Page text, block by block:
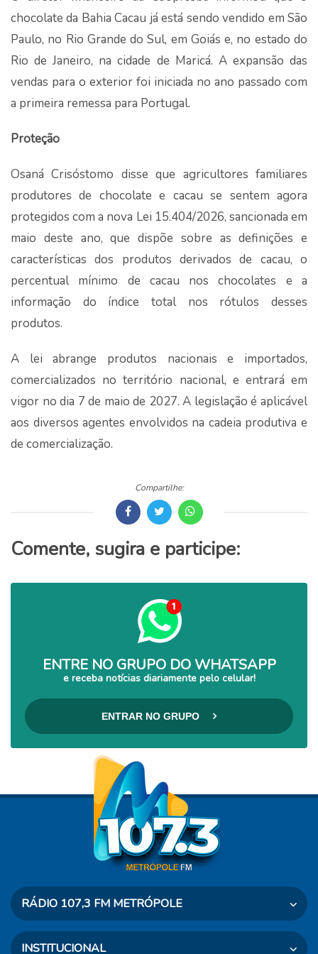
chocolate da Bahia Cacau já está sendo vendido em São
Paulo, no Rio Grande do Sul, em Goiás e, no estado do
Rio de Janeiro, na cidade de Maricá. A expansão das
vendas para o exterior foi iniciada no ano passado com
a primeira remessa para Portugal.
Proteção
Osaná Crisóstomo disse que agricultores familiares
produtores de chocolate e cacau se sentem agora
protegidos com a nova Lei 15.404/2026, sancionada em
maio deste ano, que dispõe sobre as definições e
características dos produtos derivados de cacau, o
percentual mínimo de cacau nos chocolates e a
informação do índice total nos rótulos desses
produtos.
A lei abrange produtos nacionais e importados,
comercializados no território nacional, e entrará em
vigor no dia 7 de maio de 2027. A legislação é aplicável
aos diversos agentes envolvidos na cadeia produtiva e
de comercialização.
Compartilhe:
Comente, sugira e participe:
ENTRE NO GRUPO DO WHATSAPP
e receba notícias diariamente pelo celular!
ENTRAR NO GRUPO
RÁDIO 107,3 FM METRÓPOLE
Rua Dr. Taves, 460 - Osvaldo Cruz - SP
INSTITUCIONAL